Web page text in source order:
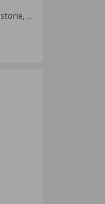
Garantie, Sportpakket, Nieuwe APK, Open dak, Panorama dak, Elektrische ramen, Met onderhoudshistorie, Elektrische achterklep